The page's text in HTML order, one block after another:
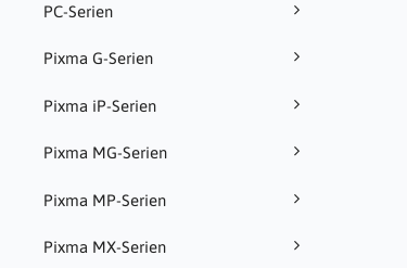
PC-Serien
Pixma G-Serien
Pixma iP-Serien
Pixma MG-Serien
Pixma MP-Serien
Pixma MX-Serien